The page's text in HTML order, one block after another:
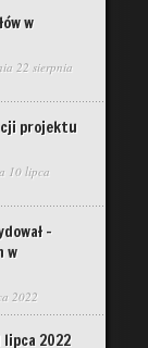
w
22 sierpnia
projektu
10 lipca
–
w
2022
lipca 2022